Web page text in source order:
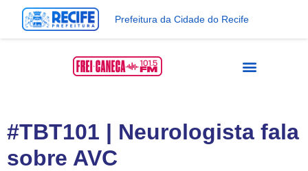
Prefeitura da Cidade do Recife
#TBT101 | Neurologista fala
sobre AVC